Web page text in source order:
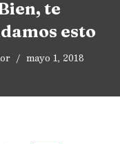
te
esto
mayo 1, 2018